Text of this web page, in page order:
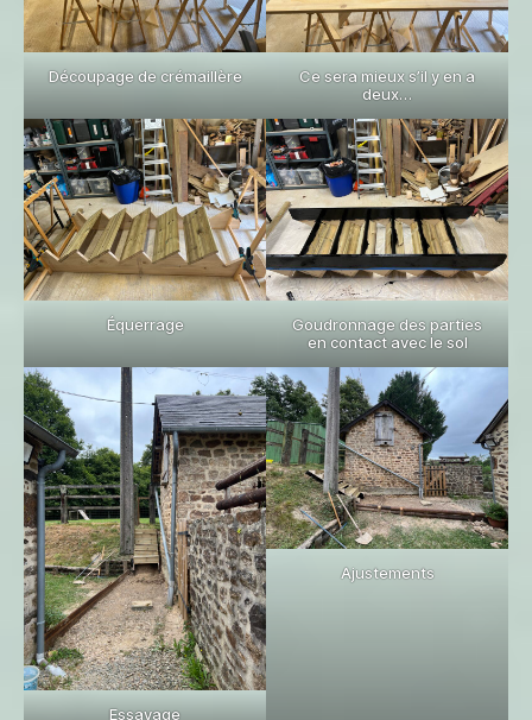
Découpage de crémaillère
Ce sera mieux s’il y en a
deux…
Équerrage
Goudronnage des parties
en contact avec le sol
Essayage
Ajustements